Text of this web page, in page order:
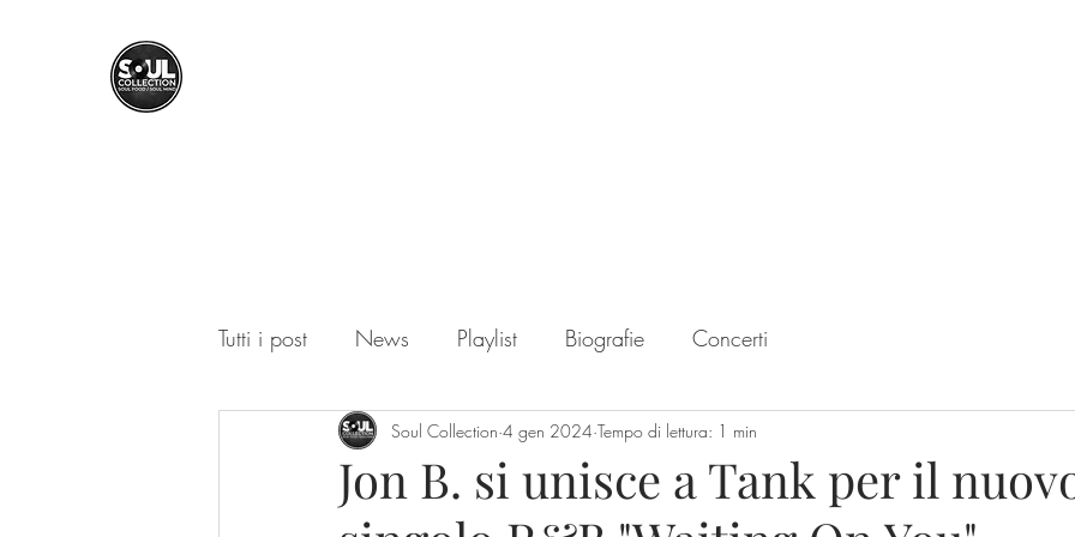
Tutti i post News Playlist Biografie Concerti
Jon B. si unisce a Tank per il
Soul Collection 4 gen 2024 Tempo di lettura: 1 min